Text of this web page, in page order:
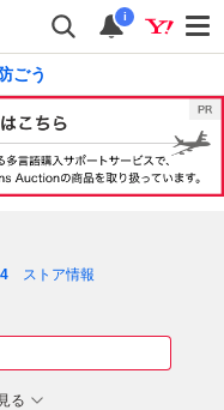
i
ごう
ストア情報
る